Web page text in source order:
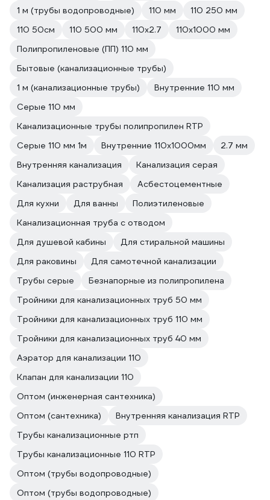
1 м (трубы водопроводные)
110 мм
110 250 мм
110 50см
110 500 мм 110х2.7
110х1000 мм
Полипропиленовые (ПП) 110 мм
Бытовые (канализационные трубы)
1 м (канализационные трубы)
Внутренние 110 мм
Серые 110 мм
Канализационные трубы полипропилен RTP
Серые 110 мм 1м
Внутренние 110х1000мм
2.7 мм
Внутренняя канализация
Канализация серая
Канализация раструбная
Асбестоцементные
Для кухни
Для ванны
Полиэтиленовые
Канализационная труба с отводом
Для душевой кабины
Для стиральной машины
Для раковины
Для самотечной канализации
Трубы серые
Безнапорные из полипропилена
Тройники для канализационных труб 50 мм
Тройники для канализационных труб 110 мм
Тройники для канализационных труб 40 мм
Аэратор для канализации 110
Клапан для канализации 110
Оптом (инженерная сантехника)
Оптом (сантехника)
Внутренняя канализация RTP
Трубы канализационные ртп
Трубы канализационные 110 RTP
Оптом (трубы водопроводные)
Оптом (трубы водопроводные)